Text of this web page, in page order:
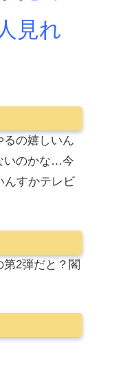
見れ
るの嬉しいん
いのかな…今
んすかテレビ
2弾だと？閣